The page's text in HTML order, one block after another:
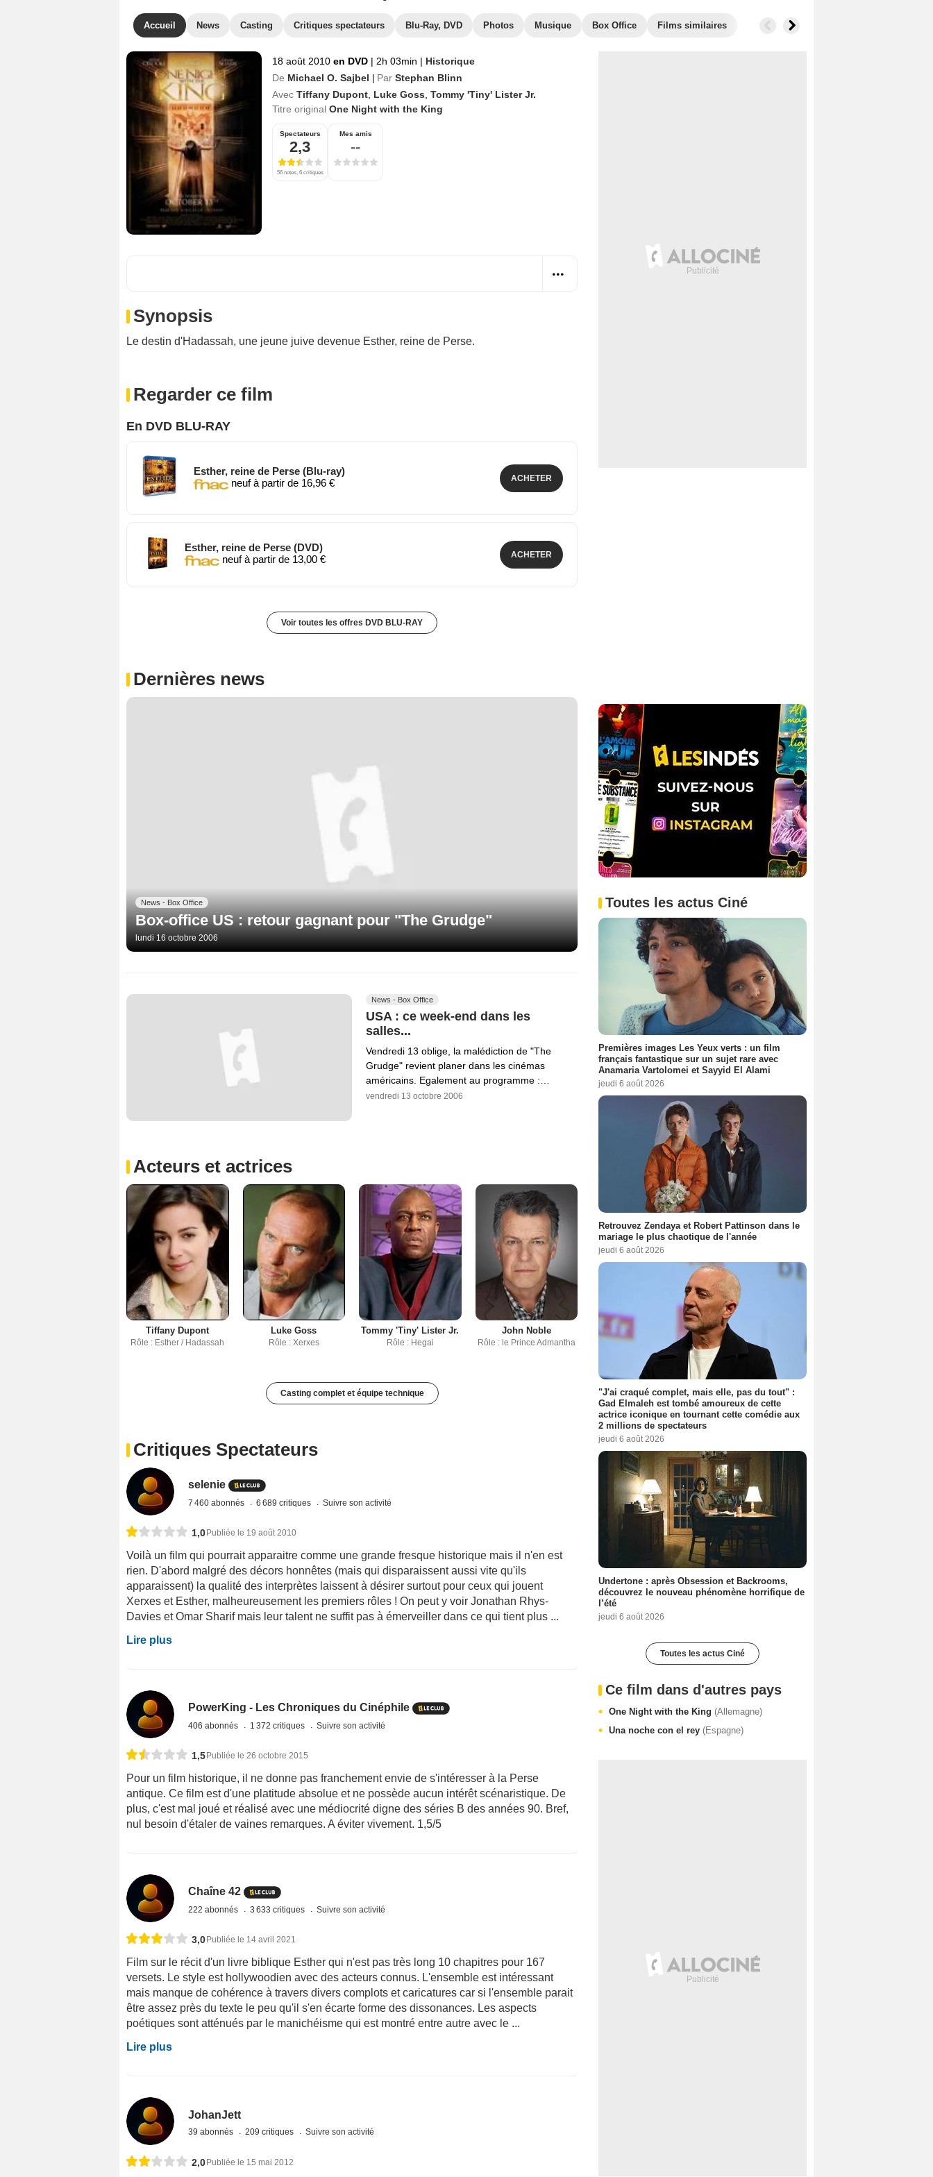
Accueil News Casting Critiques spectateurs Blu-Ray, DVD Photos Musique Box Office Films similaires
18 août 2010 en DVD | 2h 03min | Historique
De Michael O. Sajbel Par Stephan Blinn
Avec Tiffany Dupont Luke Goss Tommy 'Tiny' Lister Jr.
Titre original One Night with the King
Spectateurs
2,3
56 notes, 6 critiques
Mes amis
--
Synopsis
Le destin d'Hadassah, une jeune juive devenue Esther, reine de Perse.
Regarder ce film
En DVD BLU-RAY
Esther, reine de Perse (Blu-ray)
neuf à partir de 16,96 €
ACHETER
Esther, reine de Perse (DVD)
neuf à partir de 13,00 €
ACHETER
Voir toutes les offres DVD BLU-RAY
Dernières news
News - Box Office
Box-office US : retour gagnant pour "The Grudge"
lundi 16 octobre 2006
News - Box Office
USA : ce week-end dans les
salles...
Vendredi 13 oblige, la malédiction de "The
Grudge" revient planer dans les cinémas
américains. Egalement au programme :…
vendredi 13 octobre 2006
Acteurs et actrices
Tiffany Dupont
Rôle : Esther / Hadassah
Luke Goss
Rôle : Xerxes
Tommy 'Tiny' Lister Jr.
Rôle : Hegai
John Noble
Rôle : le Prince Admantha
Casting complet et équipe technique
Critiques Spectateurs
selenie
7 460 abonnés 6 689 critiques Suivre son activité
1,0 Publiée le 19 août 2010
Voilà un film qui pourrait apparaitre comme une grande fresque historique mais il n'en est
rien. D'abord malgré des décors honnêtes (mais qui disparaissent aussi vite qu'ils
apparaissent) la qualité des interprètes laissent à désirer surtout pour ceux qui jouent
Xerxes et Esther, malheureusement les premiers rôles ! On peut y voir Jonathan Rhys-
Davies et Omar Sharif mais leur talent ne suffit pas à émerveiller dans ce qui tient plus ...
Lire plus
PowerKing - Les Chroniques du Cinéphile
406 abonnés 1 372 critiques Suivre son activité
1,5 Publiée le 26 octobre 2015
Pour un film historique, il ne donne pas franchement envie de s'intéresser à la Perse
antique. Ce film est d'une platitude absolue et ne possède aucun intérêt scénaristique. De
plus, c'est mal joué et réalisé avec une médiocrité digne des séries B des années 90. Bref,
nul besoin d'étaler de vaines remarques. A éviter vivement. 1,5/5
Chaîne 42
222 abonnés 3 633 critiques Suivre son activité
3,0 Publiée le 14 avril 2021
Film sur le récit d'un livre biblique Esther qui n'est pas très long 10 chapitres pour 167
versets. Le style est hollywoodien avec des acteurs connus. L'ensemble est intéressant
mais manque de cohérence à travers divers complots et caricatures car si l'ensemble parait
être assez près du texte le peu qu'il s'en écarte forme des dissonances. Les aspects
poétiques sont atténués par le manichéisme qui est montré entre autre avec le ...
Lire plus
JohanJett
39 abonnés 209 critiques Suivre son activité
2,0 Publiée le 15 mai 2012
Toutes les actus Ciné
Premières images Les Yeux verts : un film
français fantastique sur un sujet rare avec
Anamaria Vartolomei et Sayyid El Alami
jeudi 6 août 2026
Retrouvez Zendaya et Robert Pattinson dans le
mariage le plus chaotique de l'année
jeudi 6 août 2026
"J'ai craqué complet, mais elle, pas du tout" :
Gad Elmaleh est tombé amoureux de cette
actrice iconique en tournant cette comédie aux
2 millions de spectateurs
jeudi 6 août 2026
Undertone : après Obsession et Backrooms,
découvrez le nouveau phénomène horrifique de
l’été
jeudi 6 août 2026
Toutes les actus Ciné
Ce film dans d'autres pays
One Night with the King (Allemagne)
Una noche con el rey (Espagne)